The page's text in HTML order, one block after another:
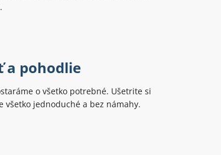
a pohodlie
o všetko potrebné. Ušetrite si
všetko jednoduché a bez námahy.